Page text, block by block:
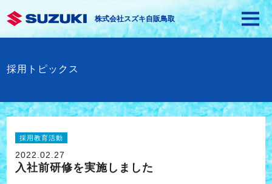
株式会社スズキ自販鳥取
採用トピックス
採用教育活動
2022.02.27
入社前研修を実施しました